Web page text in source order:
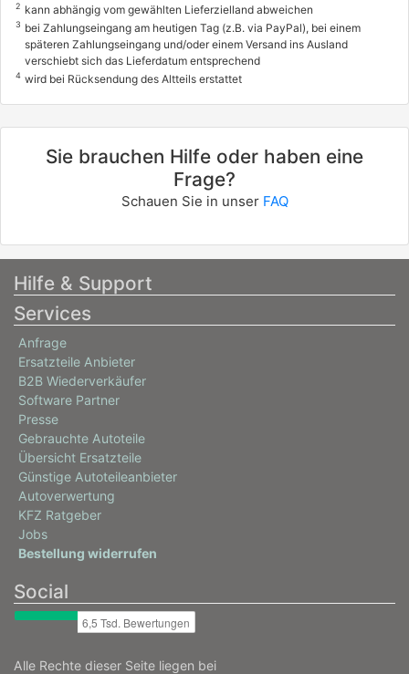
2 kann abhängig vom gewählten Lieferzielland abweichen
3 bei Zahlungseingang am heutigen Tag (z.B. via PayPal), bei einem
späteren Zahlungseingang und/oder einem Versand ins Ausland
verschiebt sich das Lieferdatum entsprechend
4 wird bei Rücksendung des Altteils erstattet
Sie brauchen Hilfe oder haben eine
Frage?
Schauen Sie in unser FAQ
Hilfe & Support
Services
Anfrage
Ersatzteile Anbieter
B2B Wiederverkäufer
Software Partner
Presse
Gebrauchte Autoteile
Übersicht Ersatzteile
Günstige Autoteileanbieter
Autoverwertung
KFZ Ratgeber
Jobs
Bestellung widerrufen
Social
Alle Rechte dieser Seite liegen bei